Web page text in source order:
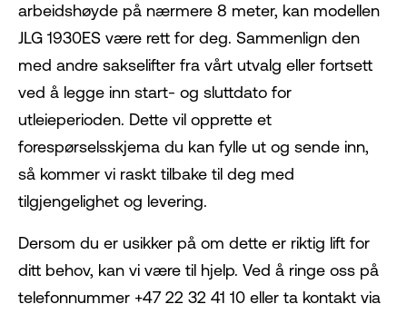
arbeidshøyde på nærmere 8 meter, kan modellen
JLG 1930ES være rett for deg. Sammenlign den
med andre sakselifter fra vårt utvalg eller fortsett
ved å legge inn start- og sluttdato for
utleieperioden. Dette vil opprette et
forespørselsskjema du kan fylle ut og sende inn,
så kommer vi raskt tilbake til deg med
tilgjengelighet og levering.
Dersom du er usikker på om dette er riktig lift for
ditt behov, kan vi være til hjelp. Ved å ringe oss på
telefonnummer +47 22 32 41 10 eller ta kontakt via